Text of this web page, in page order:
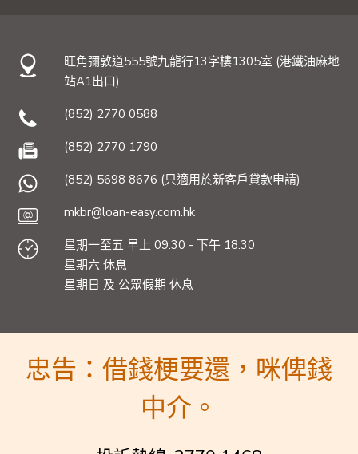
旺角彌敦道555號九龍行13字樓1305室 (港鐵油麻地
站A1出口)
(852) 2770 0588
(852) 2770 1790
(852) 5698 8676 (只適用於新客戶貸款申請)
mkbr@loan-easy.com.hk
星期一至五 早上 09:30 - 下午 18:30
星期六 休息
星期日 及 公眾假期 休息
忠告：借錢梗要還，咪俾錢
中介。